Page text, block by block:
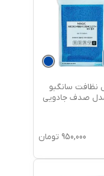
نظافت سانگبو
صدف جادویی
950,000 تومان